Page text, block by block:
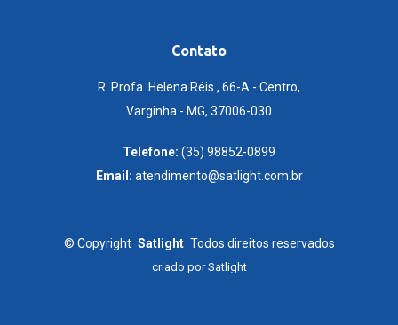
Contato
R. Profa. Helena Réis , 66-A - Centro,
Varginha - MG, 37006-030
Telefone: (35) 98852-0899
Email: atendimento@satlight.com.br
© Copyright Satlight Todos direitos reservados
criado porSatlight